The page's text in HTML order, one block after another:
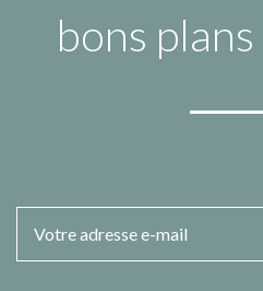
bons